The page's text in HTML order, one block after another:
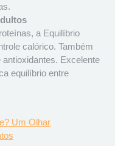
a Equilíbrio
calórico. Também
Excelente
equilíbrio entre
Um Olhar